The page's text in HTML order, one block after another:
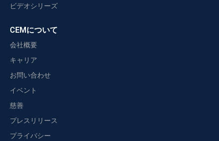
ビデオシリーズ
CEMについて
会社概要
キャリア
お問い合わせ
イベント
慈善
プレスリリース
プライバシー